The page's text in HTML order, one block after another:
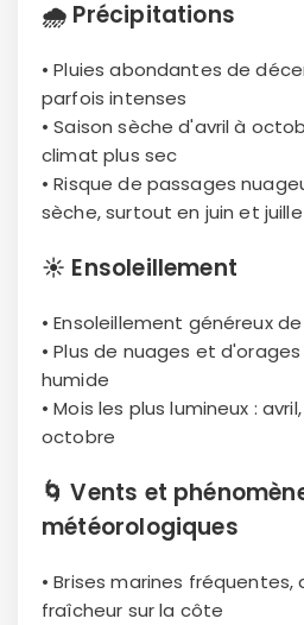
🌧 Précipitations
• Pluies abondantes de
parfois intenses
• Saison sèche d'avril à
climat plus sec
• Risque de passages
sèche, surtout en juin et
☀️ Ensoleillement
• Ensoleillement généreux
• Plus de nuages et
humide
• Mois les plus lumineux :
octobre
🌀Vents et
météorologiques
• Brises marines
fraîcheur sur la côte